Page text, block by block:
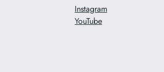
Instagram
YouTube